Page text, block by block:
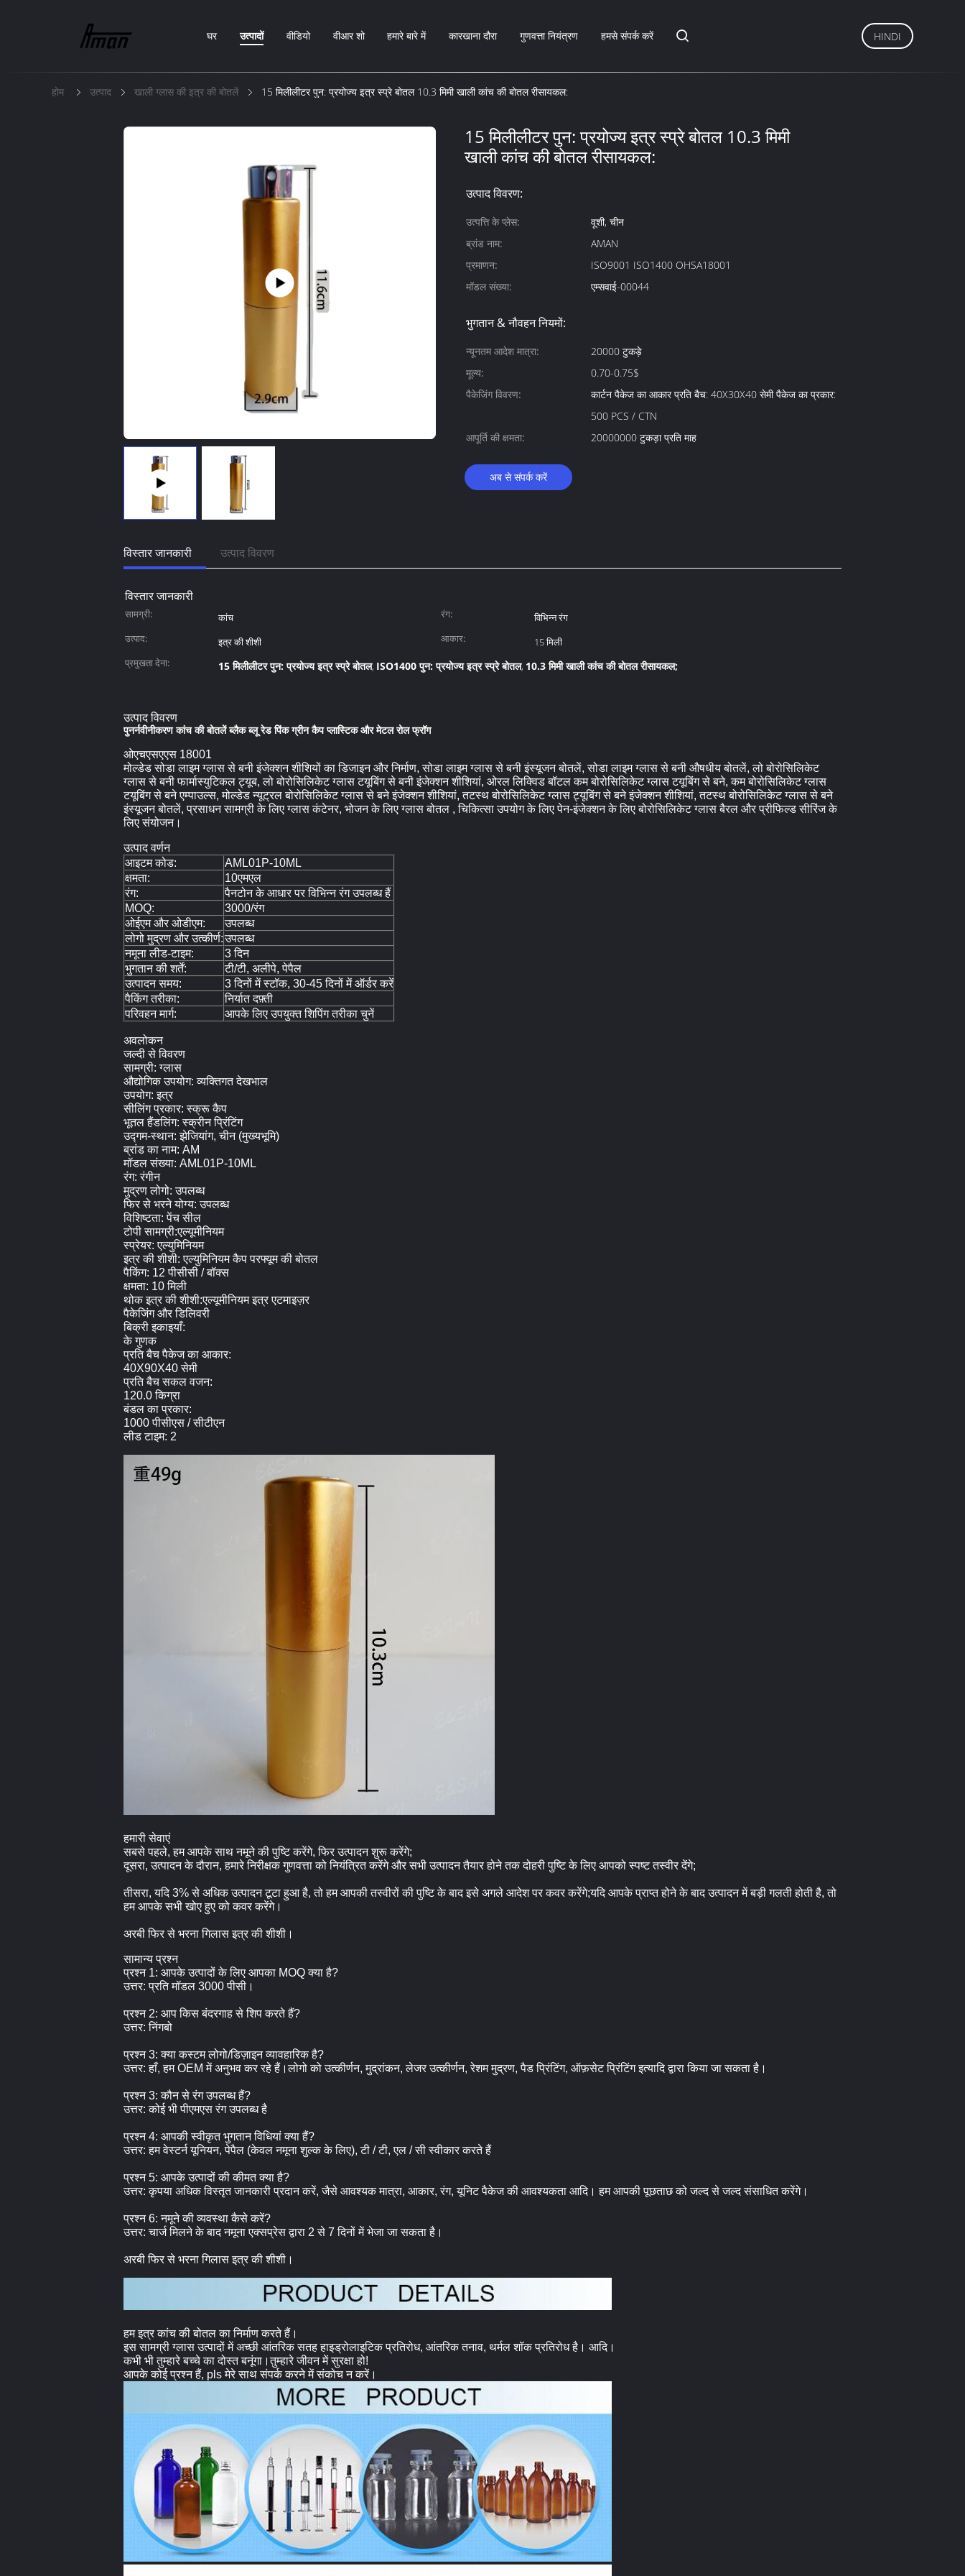
घर उत्पादों वीडियो वीआर शो हमारे बारे में कारखाना दौरा गुणवत्ता नियंत्रण हमसे संपर्क करें HINDI
होम उत्पाद खाली ग्लास की इत्र की बोतलें 15 मिलीलीटर पुन: प्रयोज्य इत्र स्प्रे बोतल 10.3 मिमी खाली कांच की बोतल रीसायकल:
15 मिलीलीटर पुन: प्रयोज्य इत्र स्प्रे बोतल 10.3 मिमी
खाली कांच की बोतल रीसायकल:
उत्पाद विवरण:
उत्पत्ति के प्लेस:
वूशी, चीन
ब्रांड नाम:
AMAN
प्रमाणन:
ISO9001 ISO1400 OHSA18001
मॉडल संख्या:
एम्सवाई-00044
भुगतान & नौवहन नियमों:
न्यूनतम आदेश मात्रा:
20000 टुकड़े
मूल्य:
0.70-0.75$
पैकेजिंग विवरण:
कार्टन पैकेज का आकार प्रति बैच: 40X30X40 सेमी पैकेज का प्रकार:
500 PCS / CTN
आपूर्ति की क्षमता:
20000000 टुकड़ा प्रति माह
अब से संपर्क करें
विस्तार जानकारी उत्पाद विवरण
विस्तार जानकारी
सामग्री: कांच रंग:
विभिन्न रंग
उत्पाद:
इत्र की शीशी आकार:
15 मिली
प्रमुखता देना:
15 मिलीलीटर पुन: प्रयोज्य इत्र स्प्रे बोतल, ISO1400 पुन: प्रयोज्य इत्र स्प्रे बोतल, 10.3 मिमी खाली कांच की बोतल रीसायकल;
उत्पाद विवरण
पुनर्नवीनीकरण कांच की बोतलें ब्लैक ब्लू रेड पिंक ग्रीन कैप प्लास्टिक और मेटल रोल फ्रॉग
ओएचएसएएस 18001
मोल्डेड सोडा लाइम ग्लास से बनी इंजेक्शन शीशियों का डिजाइन और निर्माण, सोडा लाइम ग्लास से बनी इंस्यूजन बोतलें, सोडा लाइम ग्लास से बनी औषधीय बोतलें, लो बोरोसिलिकेट
ग्लास से बनी फार्मास्युटिकल ट्यूब, लो बोरोसिलिकेट ग्लास टयूबिंग से बनी इंजेक्शन शीशियां, ओरल लिक्विड बॉटल कम बोरोसिलिकेट ग्लास टयूबिंग से बने, कम बोरोसिलिकेट ग्लास
टयूबिंग से बने एम्पाउल्स, मोल्डेड न्यूट्रल बोरोसिलिकेट ग्लास से बने इंजेक्शन शीशियां, तटस्थ बोरोसिलिकेट ग्लास ट्यूबिंग से बने इंजेक्शन शीशियां, तटस्थ बोरोसिलिकेट ग्लास से बने
इंस्यूजन बोतलें, प्रसाधन सामग्री के लिए ग्लास कंटेनर, भोजन के लिए ग्लास बोतल , चिकित्सा उपयोग के लिए पेन-इंजेक्शन के लिए बोरोसिलिकेट ग्लास बैरल और प्रीफिल्ड सीरिंज के
लिए संयोजन।
उत्पाद वर्णन
आइटम कोड:
AML01P-10ML
क्षमता:
10एमएल
रंग:
पैनटोन के आधार पर विभिन्न रंग उपलब्ध हैं
MOQ:
3000/रंग
ओईएम और ओडीएम:
उपलब्ध
लोगो मुद्रण और उत्कीर्ण:उपलब्ध
नमूना लीड-टाइम:
3 दिन
भुगतान की शर्तें:
टी/टी, अलीपे, पेपैल
उत्पादन समय:
3 दिनों में स्टॉक, 30-45 दिनों में ऑर्डर करें
पैकिंग तरीका:
निर्यात दफ़्ती
परिवहन मार्ग:
आपके लिए उपयुक्त शिपिंग तरीका चुनें
अवलोकन
जल्दी से विवरण
सामग्री: ग्लास
औद्योगिक उपयोग: व्यक्तिगत देखभाल
उपयोग: इत्र
सीलिंग प्रकार: स्क्रू कैप
भूतल हैंडलिंग: स्क्रीन प्रिंटिंग
उद्गम-स्थान: झेजियांग, चीन (मुख्यभूमि)
ब्रांड का नाम: AM
मॉडल संख्या: AML01P-10ML
रंग: रंगीन
मुद्रण लोगो: उपलब्ध
फिर से भरने योग्य: उपलब्ध
विशिष्टता: पेंच सील
टोपी सामग्री:एल्यूमीनियम
स्प्रेयर: एल्युमिनियम
इत्र की शीशी: एल्युमिनियम कैप परफ्यूम की बोतल
पैकिंग: 12 पीसीसी / बॉक्स
क्षमता: 10 मिली
थोक इत्र की शीशी:एल्यूमीनियम इत्र एटमाइज़र
पैकेजिंग और डिलिवरी
बिक्री इकाइयाँ:
के गुणक
प्रति बैच पैकेज का आकार:
40X90X40 सेमी
प्रति बैच सकल वजन:
120.0 किग्रा
बंडल का प्रकार:
1000 पीसीएस / सीटीएन
लीड टाइम: 2
हमारी सेवाएं
सबसे पहले, हम आपके साथ नमूने की पुष्टि करेंगे, फिर उत्पादन शुरू करेंगे;
दूसरा, उत्पादन के दौरान, हमारे निरीक्षक गुणवत्ता को नियंत्रित करेंगे और सभी उत्पादन तैयार होने तक दोहरी पुष्टि के लिए आपको स्पष्ट तस्वीर देंगे;
तीसरा, यदि 3% से अधिक उत्पादन टूटा हुआ है, तो हम आपकी तस्वीरों की पुष्टि के बाद इसे अगले आदेश पर कवर करेंगे;यदि आपके प्राप्त होने के बाद उत्पादन में बड़ी गलती होती है, तो
हम आपके सभी खोए हुए को कवर करेंगे।
अरबी फिर से भरना गिलास इत्र की शीशी।
सामान्य प्रश्न
प्रश्न 1: आपके उत्पादों के लिए आपका MOQ क्या है?
उत्तर: प्रति मॉडल 3000 पीसी।
प्रश्न 2: आप किस बंदरगाह से शिप करते हैं?
उत्तर: निंगबो
प्रश्न 3: क्या कस्टम लोगो/डिज़ाइन व्यावहारिक है?
उत्तर: हाँ, हम OEM में अनुभव कर रहे हैं।लोगो को उत्कीर्णन, मुद्रांकन, लेजर उत्कीर्णन, रेशम मुद्रण, पैड प्रिंटिंग, ऑफ़सेट प्रिंटिंग इत्यादि द्वारा किया जा सकता है।
प्रश्न 3: कौन से रंग उपलब्ध हैं?
उत्तर: कोई भी पीएमएस रंग उपलब्ध है
प्रश्न 4: आपकी स्वीकृत भुगतान विधियां क्या हैं?
उत्तर: हम वेस्टर्न यूनियन, पेपैल (केवल नमूना शुल्क के लिए), टी / टी, एल / सी स्वीकार करते हैं
प्रश्न 5: आपके उत्पादों की कीमत क्या है?
उत्तर: कृपया अधिक विस्तृत जानकारी प्रदान करें, जैसे आवश्यक मात्रा, आकार, रंग, यूनिट पैकेज की आवश्यकता आदि। हम आपकी पूछताछ को जल्द से जल्द संसाधित करेंगे।
प्रश्न 6: नमूने की व्यवस्था कैसे करें?
उत्तर: चार्ज मिलने के बाद नमूना एक्सप्रेस द्वारा 2 से 7 दिनों में भेजा जा सकता है।
अरबी फिर से भरना गिलास इत्र की शीशी।
हम इत्र कांच की बोतल का निर्माण करते हैं।
इस सामग्री ग्लास उत्पादों में अच्छी आंतरिक सतह हाइड्रोलाइटिक प्रतिरोध, आंतरिक तनाव, थर्मल शॉक प्रतिरोध है। आदि।
कभी भी तुम्हारे बच्चे का दोस्त बनूंगा।तुम्हारे जीवन में सुरक्षा हो!
आपके कोई प्रश्न हैं, pls मेरे साथ संपर्क करने में संकोच न करें।